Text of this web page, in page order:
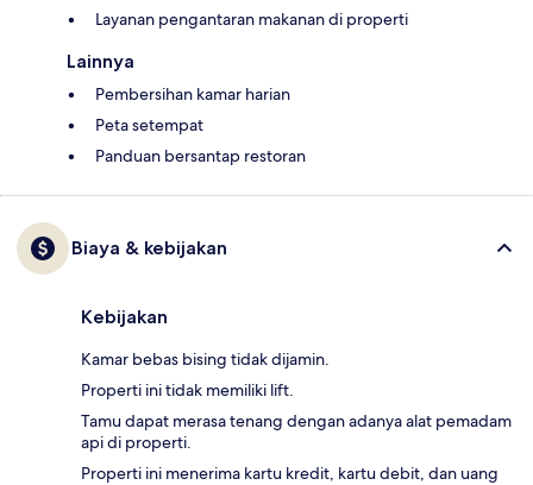
Layanan pengantaran makanan di properti
Lainnya
Pembersihan kamar harian
Peta setempat
Panduan bersantap restoran
Biaya & kebijakan
Kebijakan
Kamar bebas bising tidak dijamin.
Properti ini tidak memiliki lift.
Tamu dapat merasa tenang dengan adanya alat pemadam
api di properti.
Properti ini menerima kartu kredit, kartu debit, dan uang